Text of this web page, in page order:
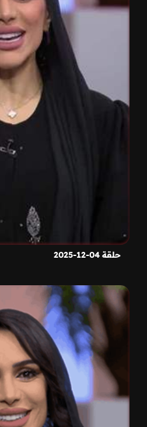
حلقة 04-12-2025